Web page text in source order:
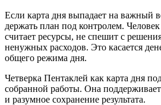
Если карта дня выпадает на важный
держать план под контролем.
считает ресурсы, не спешит с
ненужных расходов. Это касается
общего режима дня.
Четверка Пентаклей как карта дня
собранной работы. Она
и разумное сохранение результата.